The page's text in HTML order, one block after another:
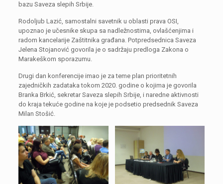
bazu Saveza slepih Srbije.
Rodoljub Lazić, samostalni savetnik u oblasti prava OSI,
upoznao je učesnike skupa sa nadležnostima, ovlašćenjima i
radom kancelarije Zaštitnika građana. Potpredsednica Saveza
Jelena Stojanović govorila je o sadržaju predloga Zakona o
Marakeškom sporazumu.
Drugi dan konferencije imao je za teme plan prioritetnih
zajedničkih zadataka tokom 2020. godine o kojima je govorila
Branka Brkić, sekretar Saveza slepih Srbije, i naredne aktivnosti
do kraja tekuće godine na koje je podsetio predsednik Saveza
Milan Stošić.